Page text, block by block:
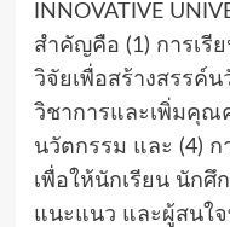
INNOVATIVE
สำคัญคือ (1) การเรี
วิจัยเพื่อสร้างสรรค์
วิชาการและเพิ่มคุ
นวัตกรรม และ (4)
เพื่อให้นักเรียน นัก
แนะแนว และผู้สนใ